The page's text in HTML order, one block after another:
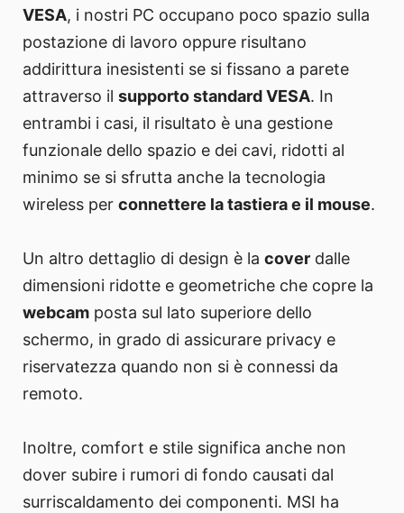
VESA, i nostri PC occupano poco spazio sulla
postazione di lavoro oppure risultano
addirittura inesistenti se si fissano a parete
attraverso il supporto standard VESA. In
entrambi i casi, il risultato è una gestione
funzionale dello spazio e dei cavi, ridotti al
minimo se si sfrutta anche la tecnologia
wireless per connettere la tastiera e il mouse.
Un altro dettaglio di design è la cover dalle
dimensioni ridotte e geometriche che copre la
webcam posta sul lato superiore dello
schermo, in grado di assicurare privacy e
riservatezza quando non si è connessi da
remoto.
Inoltre, comfort e stile significa anche non
dover subire i rumori di fondo causati dal
surriscaldamento dei componenti. MSI ha